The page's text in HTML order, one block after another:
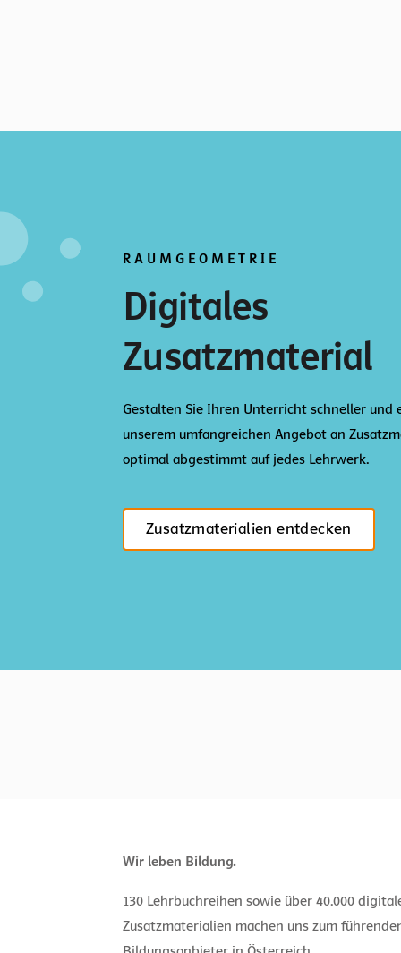
RAUMGEOMETRIE
Digitales
Zusatzmaterial
Gestalten Sie Ihren Unterricht schneller und
unserem umfangreichen Angebot an
optimal abgestimmt auf jedes Lehrwerk.
Zusatzmaterialien entdecken
Wir leben Bildung.
130 Lehrbuchreihen sowie über 40.000
Zusatzmaterialien machen uns zum